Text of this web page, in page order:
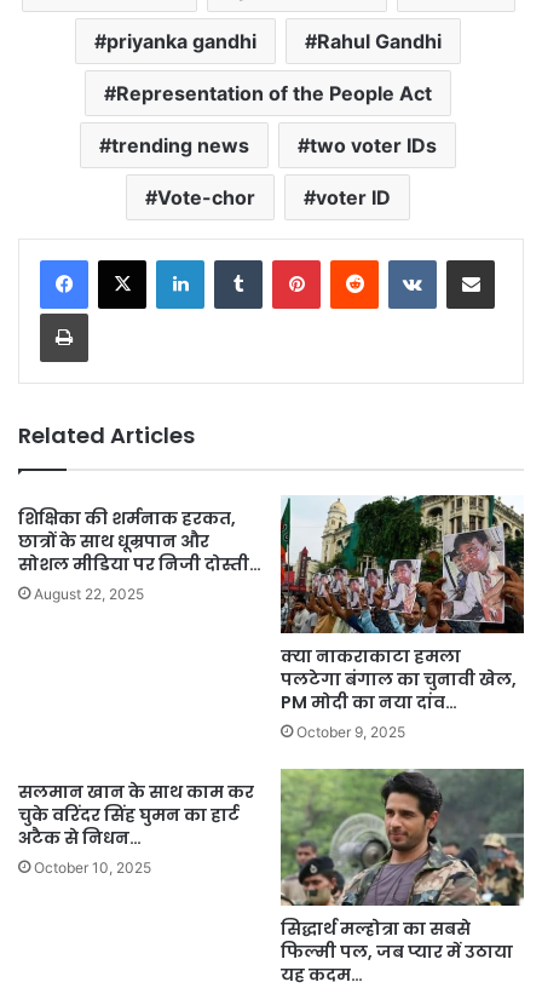
priyanka gandhi Rahul Gandhi
Representation of the People Act
trending news two voter IDs
Vote-chor voter ID
LinkedInTumblr PinterestReddit VKontakteShare via Email
Print
Related Articles
शिक्षिका की शर्मनाक हरकत,
छात्रों के साथ धूम्रपान और
सोशल मीडिया पर निजी दोस्ती…
August 22, 2025
क्या नाकराकाटा हमला
पलटेगा बंगाल का चुनावी खेल,
PM मोदी का नया दांव…
October 9, 2025
सलमान खान के साथ काम कर
चुके वरिंदर सिंह घुमन का हार्ट
अटैक से निधन…
October 10, 2025
सिद्धार्थ मल्होत्रा का सबसे
फिल्मी पल, जब प्यार में उठाया
यह कदम…